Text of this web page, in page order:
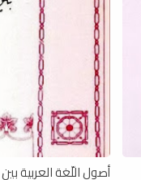
أصول اللّغة العربية بين